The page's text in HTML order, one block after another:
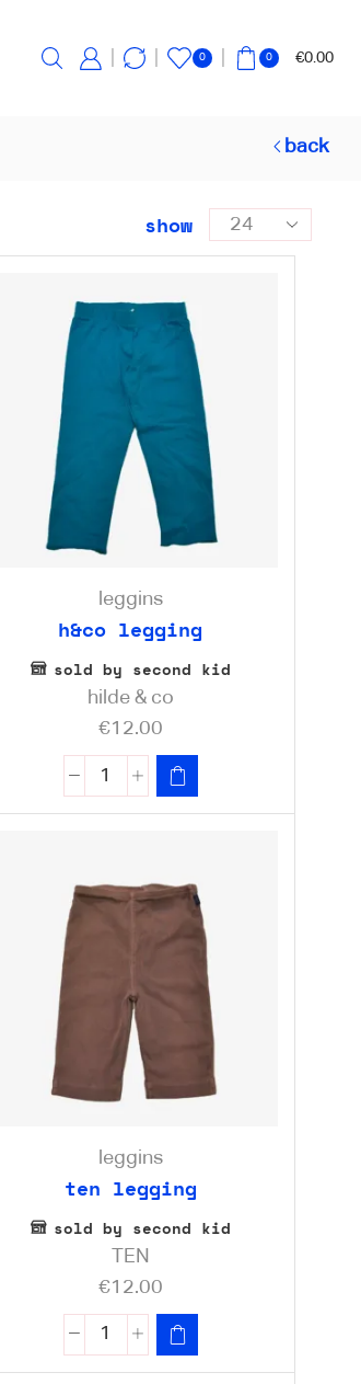
0 0 €0.00
back
show
leggins
h&co legging
sold by second kid
hilde & co
€12.00
leggins
ten legging
sold by second kid
TEN
€12.00